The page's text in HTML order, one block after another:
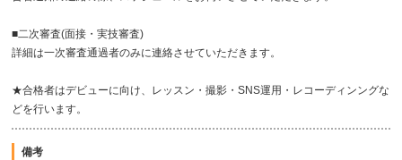
■二次審査(面接・実技審査)
詳細は一次審査通過者のみに連絡させていただきます。
★合格者はデビューに向け、レッスン・撮影・SNS運用・レコーディンングな
どを行います。
備考